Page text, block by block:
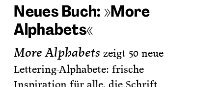
Neues Buch: »More
Alphabets«
More Alphabetszeigt 50 neue
Lettering-Alphabete: frische
Inspirationfür alle, die Schrift